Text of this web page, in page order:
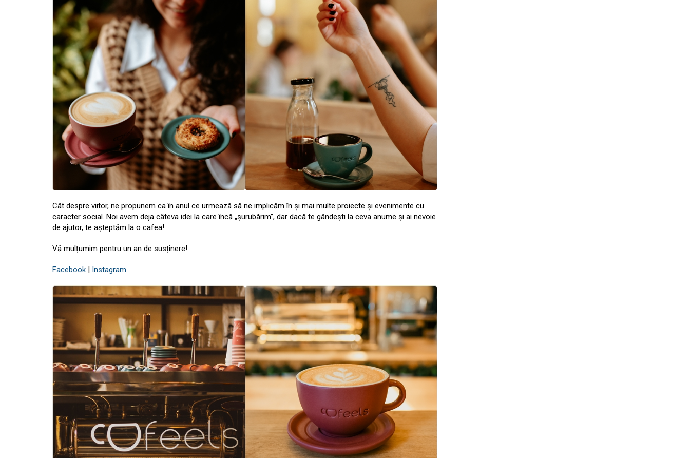
Cât despre viitor, ne propunem ca în anul ce urmează să ne implicăm în și mai multe proiecte și evenimente cu
caracter social. Noi avem deja câteva idei la care încă „șurubărim”, dar dacă te gândești la ceva anume și ai nevoie
de ajutor, te așteptăm la o cafea!
Vă mulțumim pentru un an de susținere!
Facebook | Instagram